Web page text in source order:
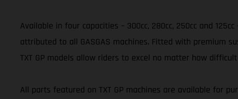
Available in four capacities – 300cc, 280cc, 250cc and
attributed to all GASGAS machines. Fitted with premium
TXT GP models allow riders to excel no matter how
All parts featured on TXT GP machines are available for